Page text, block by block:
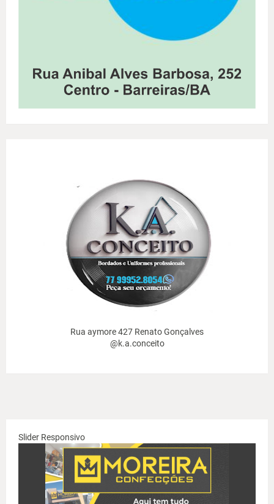
Rua aymore 427 Renato Gonçalves
@k.a.conceito
Slider Responsivo